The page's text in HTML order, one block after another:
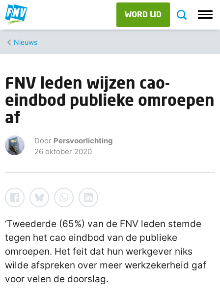
WORD LID
Nieuws
FNV leden wijzen cao-
eindbod publieke omroepen
af
Door Persvoorlichting
26 oktober 2020
‘Tweederde (65%) van de FNV leden stemde
tegen het cao eindbod van de publieke
omroepen. Het feit dat hun werkgever niks
wilde afspreken over meer werkzekerheid gaf
voor velen de doorslag.